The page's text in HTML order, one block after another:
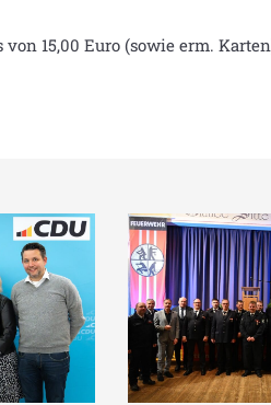
15,00 Euro (sowie erm.